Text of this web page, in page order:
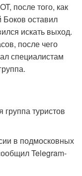
после того, как
Боков оставил
искать выход.
после чего
специалистам
туристов
в подмосковных
Telegram-